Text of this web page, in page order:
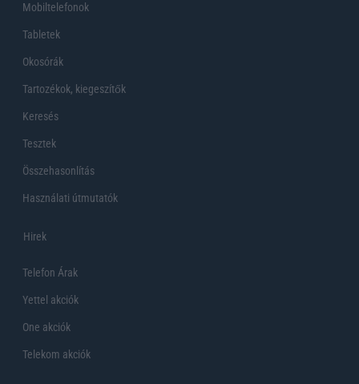
Mobiltelefonok
Tabletek
Okosórák
Tartozékok, kiegeszítők
Keresés
Tesztek
Összehasonlítás
Használati útmutatók
Hirek
Telefon Árak
Yettel akciók
One akciók
Telekom akciók